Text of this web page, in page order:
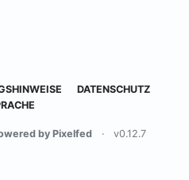
DATENSCHUTZ
by Pixelfed · v0.12.7